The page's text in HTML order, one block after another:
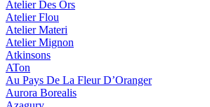
Atelier Des Ors
Atelier Flou
Atelier Materi
Atelier Mignon
Atkinsons
ATon
Au Pays De La Fleur D’Oranger
Aurora Borealis